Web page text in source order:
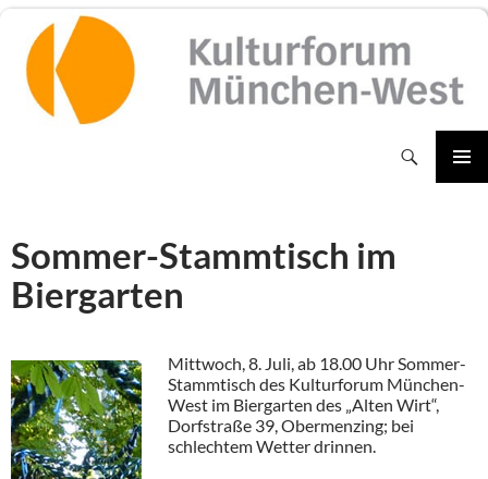
Inhalt
springen
Sommer-Stammtisch im
Biergarten
Mittwoch, 8. Juli, ab 18.00 Uhr Sommer-
Stammtisch des Kulturforum München-
West im Biergarten des „Alten Wirt“,
Dorfstraße 39, Obermenzing; bei
schlechtem Wetter drinnen.